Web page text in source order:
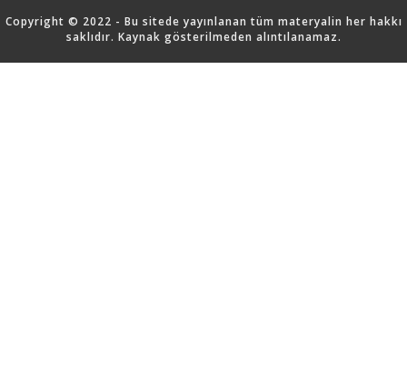
Copyright © 2022 - Bu sitede yayınlanan tüm materyalin her hakkı
saklıdır. Kaynak gösterilmeden alıntılanamaz.